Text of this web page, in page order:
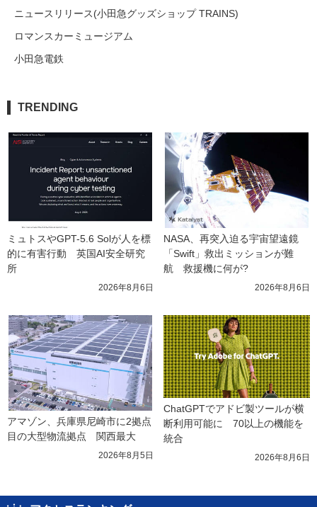
ニュースリリース(小田急グッズショップ TRAINS)
ロマンスカーミュージアム
小田急電鉄
TRENDING
ミュトスやGPT-5.6 Solが人を標
的に有害行動　英国AI安全研究
所
2026年8月6日
NASA、再突入迫る宇宙望遠鏡
「Swift」救出ミッションが難
航　救援機に何が?
2026年8月6日
アマゾン、兵庫県尼崎市に2拠点
目の大型物流拠点　関西最大
2026年8月5日
ChatGPTでアドビ製ツールが横
断利用可能に　70以上の機能を
統合
2026年8月6日